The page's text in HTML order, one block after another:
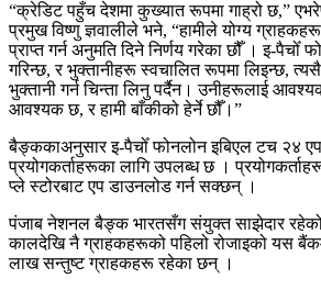
“क्रेडिट पहुँच देशमा कुख्यात रूपमा गाह्रो छ,”
प्रमुख विष्णु ज्ञवालीले भने, “हामीले योग्य
प्राप्त गर्न अनुमति दिने निर्णय गरेका छौँ । इ-पैचोँ
गरिन्छ, र भुक्तानीहरू स्वचालित रूपमा लिइन्छ,
भुक्तानी गर्न चिन्ता लिनु पर्दैन। उनीहरूलाई
आवश्यक छ, र हामी बाँकीको हेर्ने छौँ।”
बैङ्ककाअनुसार इ-पैचोँ फोनलोन इबिएल टच २४
प्रयोगकर्ताहरूका लागि उपलब्ध छ ।
प्ले स्टोरबाट एप डाउनलोड गर्न सक्छन् ।
पंजाब नेशनल बैङ्क भारतसँग संयुक्त साझेदार
कालदेखि नै ग्राहकहरूको पहिलो रोजाइको यस
लाख सन्तुष्ट ग्राहकहरू रहेका छन् ।